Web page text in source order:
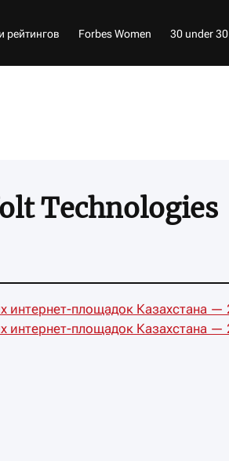
рейтингов Forbes Women 30 under 30
Technologies
интернет-площадок Казахстана —
интернет-площадок Казахстана —